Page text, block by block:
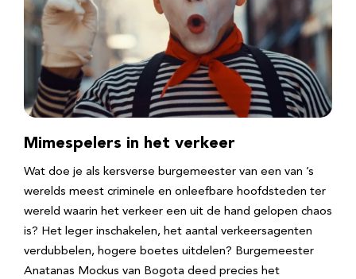
Mimespelers in het verkeer
Wat doe je als kersverse burgemeester van een van ’s
werelds meest criminele en onleefbare hoofdsteden ter
wereld waarin het verkeer een uit de hand gelopen chaos
is? Het leger inschakelen, het aantal verkeersagenten
verdubbelen, hogere boetes uitdelen? Burgemeester
Anatanas Mockus van Bogota deed precies het